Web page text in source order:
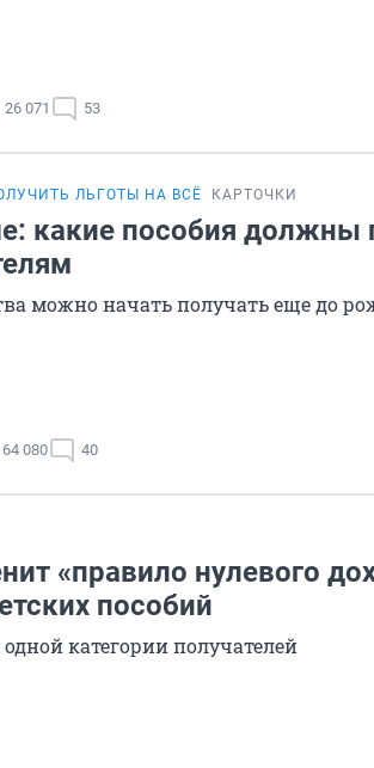
26 071 53
ЛЬГОТЫ НА ВСЁ КАРТОЧКИ
какие пособия должны
можно начать получать еще до
64 080 40
«правило нулевого
пособий
одной категории получателей